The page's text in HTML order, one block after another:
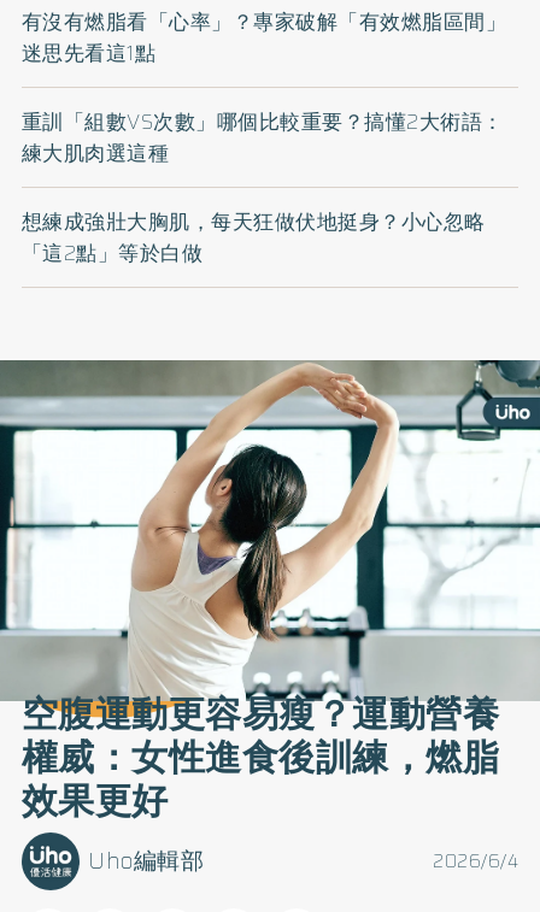
有沒有燃脂看「心率」？專家破解「有效燃脂區間」
迷思先看這1點
重訓「組數VS次數」哪個比較重要？搞懂2大術語：
練大肌肉選這種
想練成強壯大胸肌，每天狂做伏地挺身？小心忽略
「這2點」等於白做
空腹運動更容易瘦？運動營養
權威：女性進食後訓練，燃脂
效果更好
2026/6/4
Uho編輯部